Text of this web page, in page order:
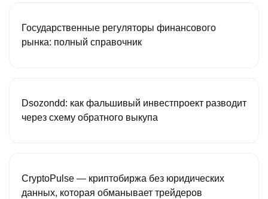
Государственные регуляторы финансового
рынка: полный справочник
Dsozondd: как фальшивый инвестпроект разводит
через схему обратного выкупа
CryptoPulse — криптобиржа без юридических
данных, которая обманывает трейдеров